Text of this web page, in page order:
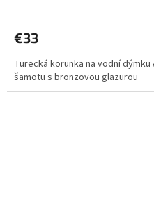
€33
Turecká korunka na vodní
šamotu s bronzovou glazurou